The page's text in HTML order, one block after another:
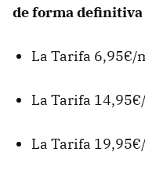
de forma definitiva
La Tarifa 6,95€/
La Tarifa
La Tarifa